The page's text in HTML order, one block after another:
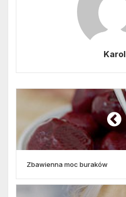
Karol
Zbawienna moc buraków